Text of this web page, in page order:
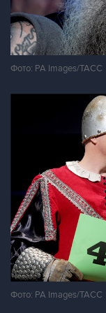
Фото: PA Images/ТАСС
Фото: PA Images/ТАСС